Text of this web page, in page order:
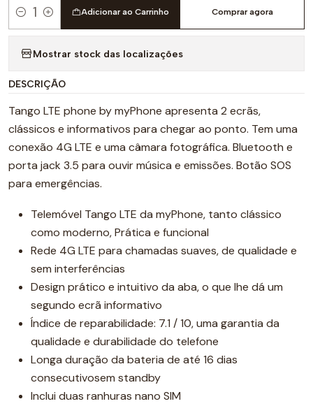
Quantidade
Adicionar ao Carrinho Comprar agora
Mostrar stock das localizações
DESCRIÇÃO
Tango LTE phone by myPhone apresenta 2 ecrãs,
clássicos e informativos para chegar ao ponto. Tem uma
conexão 4G LTE e uma câmara fotográfica. Bluetooth e
porta jack 3.5 para ouvir música e emissões. Botão SOS
para emergências.
Telemóvel Tango LTE da myPhone, tanto clássico
como moderno, Prática e funcional
Rede 4G LTE para chamadas suaves, de qualidade e
sem interferências
Design prático e intuitivo da aba, o que lhe dá um
segundo ecrã informativo
Índice de reparabilidade: 7.1 / 10, uma garantia da
qualidade e durabilidade do telefone
Longa duração da bateria de até 16 dias
consecutivosem standby
Inclui duas ranhuras nano SIM